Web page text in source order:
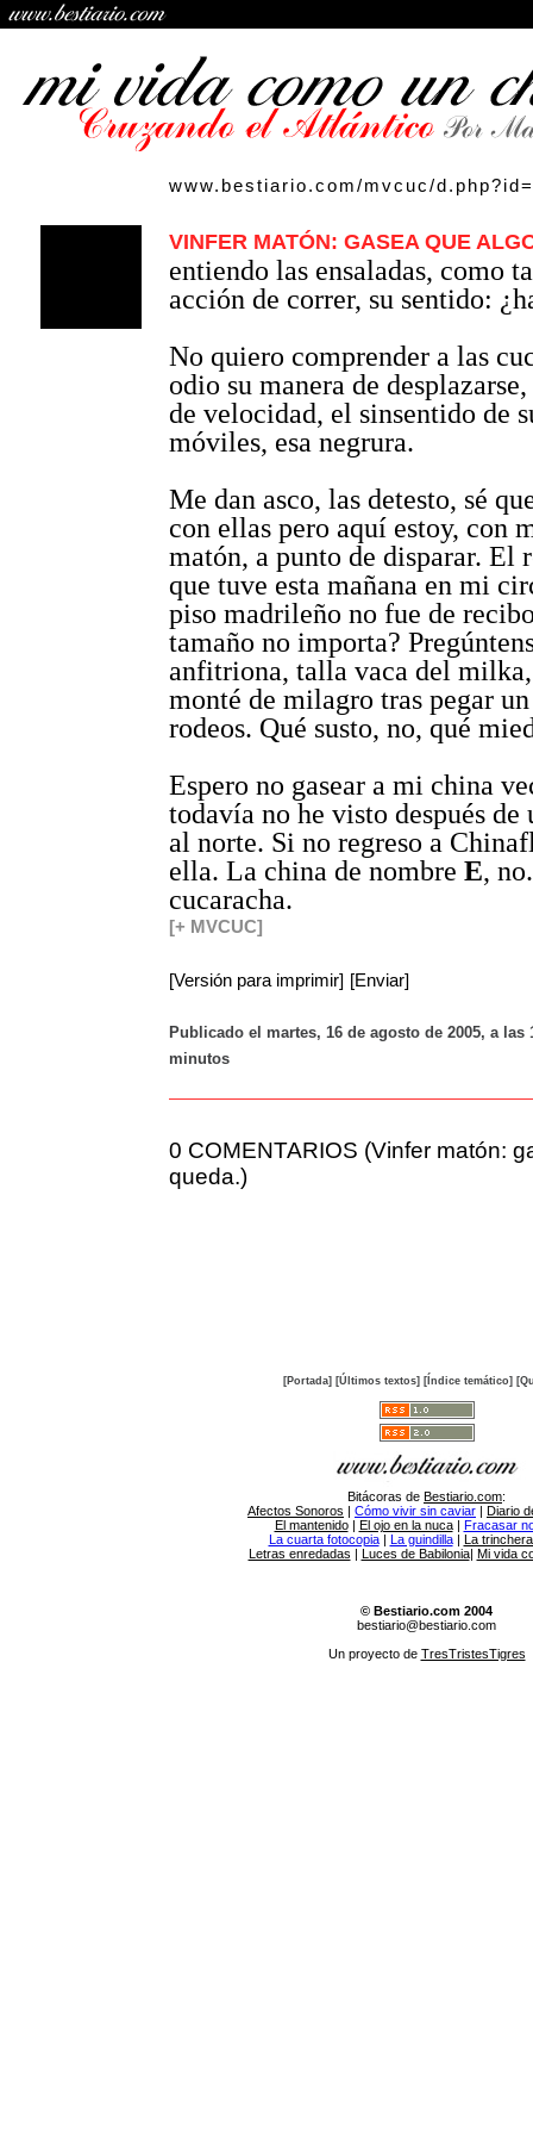
www.bestiario.com/mvcuc/
VINFER MATÓN: GASEA QUE
entiendo las ensaladas, como
acción de correr, su sentido:
No quiero comprender a las
odio su manera de
de velocidad, el sinsentido de
móviles, esa negrura.
Me dan asco, las detesto, sé
con ellas pero aquí estoy, con
matón, a punto de disparar. El
que tuve esta mañana en mi
piso madrileño no fue de
tamaño no importa?
anfitriona, talla vaca del
monté de milagro tras pegar
rodeos. Qué susto, no, qué
Espero no gasear a mi china
todavía no he visto después de
al norte. Si no regreso a
ella. La china de nombre E,
cucaracha.
[+ MVCUC]
[Versión para imprimir] [Enviar]
Publicado el martes, 16 de agosto de 2005, a las
minutos
0 COMENTARIOS (Vinfer matón:
queda.)
[Portada] [Últimos textos] [Índice temático]
Bitácoras de Bestiario.com:
Afectos Sonoros | Cómo vivir sin caviar | Diario
El mantenido| El ojo en la nuca| Fracasar
La cuarta fotocopia| La guindilla| La
Letras enredadas | Luces de Babilonia| Mi vida
© Bestiario.com 2004
bestiario@bestiario.com
Un proyecto de TresTristesTigres